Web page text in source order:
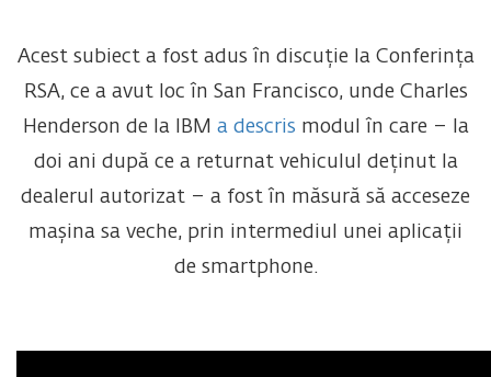
Acest subiect a fost adus în discuție la Conferința
RSA, ce a avut loc în San Francisco, unde Charles
Henderson de la IBM a descris modul în care – la
doi ani după ce a returnat vehiculul deținut la
dealerul autorizat – a fost în măsură să acceseze
mașina sa veche, prin intermediul unei aplicații
de smartphone.